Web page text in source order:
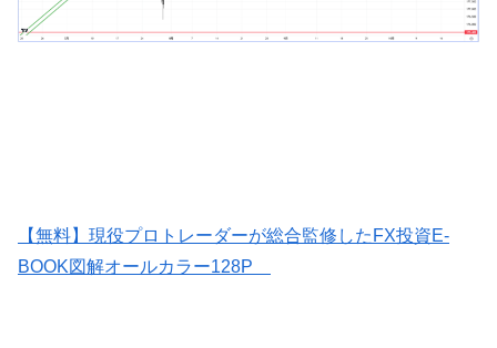
【無料】現役プロトレーダーが総合監修したFX投資E-
BOOK図解オールカラー128P